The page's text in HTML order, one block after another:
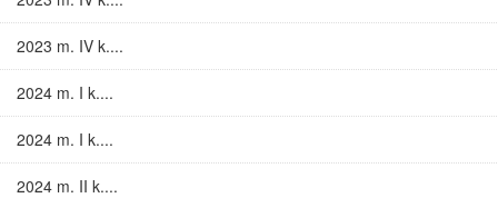
2023 m. IV k....
2024 m. I k....
2024 m. I k....
2024 m. II k....